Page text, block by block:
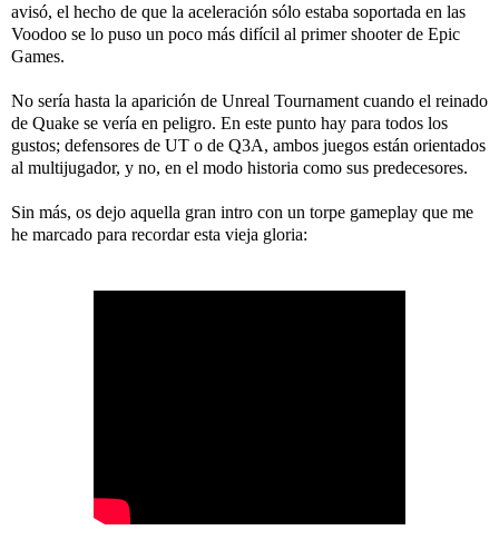
avisó, el hecho de que la aceleración sólo estaba soportada en las
Voodoo se lo puso un poco más difícil al primer shooter de Epic
Games.
No sería hasta la aparición de Unreal Tournament cuando el reinado
de Quake se vería en peligro. En este punto hay para todos los
gustos; defensores de UT o de Q3A, ambos juegos están orientados
al multijugador, y no, en el modo historia como sus predecesores.
Sin más, os dejo aquella gran intro con un torpe gameplay que me
he marcado para recordar esta vieja gloria: